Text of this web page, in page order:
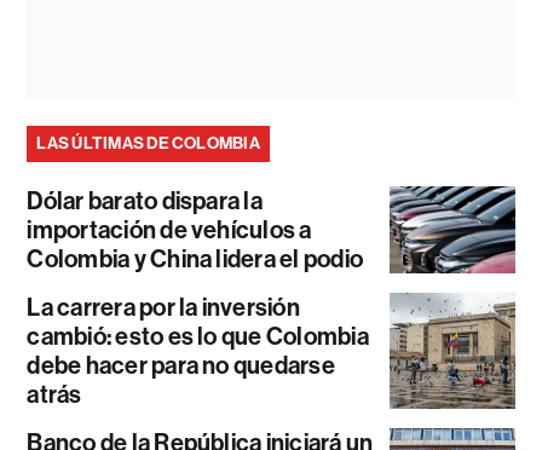
LAS ÚLTIMAS DE COLOMBIA
Dólar barato dispara la
importación de vehículos a
Colombia y China lidera el podio
La carrera por la inversión
cambió: esto es lo que Colombia
debe hacer para no quedarse
atrás
Banco de la República iniciará un